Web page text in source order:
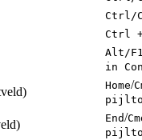
Ctrl/
Ctrl
Alt/
in
Home/
End/